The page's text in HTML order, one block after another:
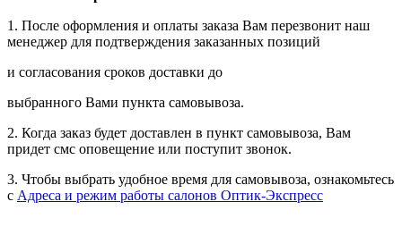
1. После оформления и оплаты заказа Вам перезвонит наш
менеджер для подтверждения заказанных позиций
и согласования сроков доставки до
выбранного Вами пункта самовывоза.
2. Когда заказ будет доставлен в пункт самовывоза, Вам
придет смс оповещение или поступит звонок.
3. Чтобы выбрать удобное время для самовывоза, ознакомьтесь
с Адреса и режим работы салонов Оптик-Экспресс